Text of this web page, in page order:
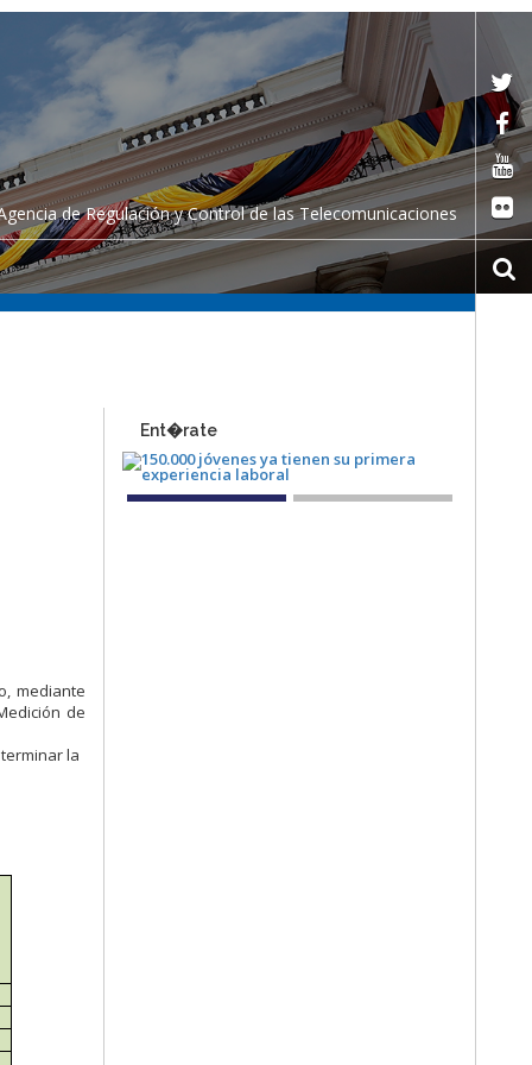
de Regulación y Control de las Telecomunicaciones
mediante
de
la
Ent�rate